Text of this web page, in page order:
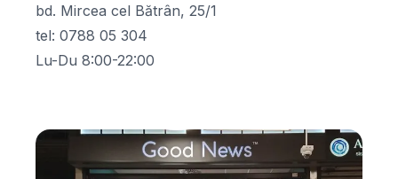
bd. Mircea cel Bătrân, 25/1
tel: 0788 05 304
Lu-Du 8:00-22:00